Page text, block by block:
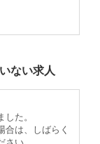
ない求人
た。
合は、しばらく
い。